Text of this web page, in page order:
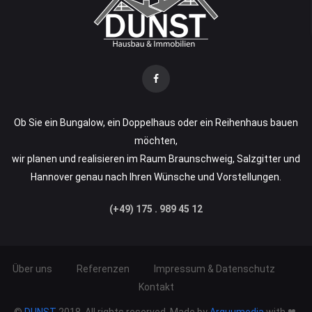
Ob Sie ein Bungalow, ein Doppelhaus oder ein Reihenhaus bauen
möchten,
wir planen und realisieren im Raum Braunschweig, Salzgitter und
Hannover genau nach Ihren Wünsche und Vorstellungen.
(+49) 175 . 989 45 12
Über uns Referenzen
Impressum & Datenschutz
Kontakt